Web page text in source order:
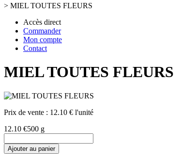
> MIEL TOUTES FLEURS
Accès direct
Commander
Mon compte
Contact
MIEL TOUTES FLEURS
Prix de vente : 12.10 € l'unité
12.10 €500 g
Ajouter au panier